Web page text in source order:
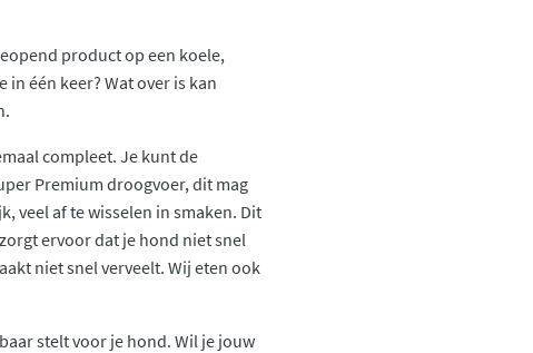
product op een koele,
één keer? Wat over is kan
compleet. Je kunt de
Premium droogvoer, dit mag
veel af te wisselen in smaken. Dit
ervoor dat je hond niet snel
niet snel verveelt. Wij eten ook
stelt voor je hond. Wil je jouw